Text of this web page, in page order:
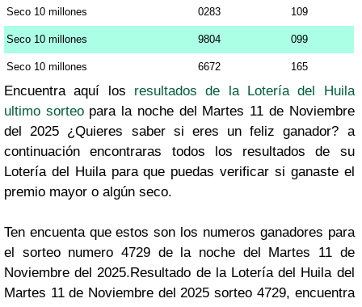
Seco 10 millones 0283 109
Seco 10 millones 9804 099
Seco 10 millones 6672 165
Encuentra aquí los resultados de la Lotería del Huila
ultimo sorteopara la noche del Martes 11 de Noviembre
del 2025 ¿Quieres saber si eres un feliz ganador? a
continuación encontraras todos los resultados de su
Lotería del Huila para que puedas verificar si ganaste el
premio mayor o algún seco.
Ten encuenta que estos son los numeros ganadores para
el sorteo numero 4729 de la noche del Martes 11 de
Noviembre del 2025.Resultado de la Lotería del Huila del
Martes 11 de Noviembre del 2025 sorteo 4729, encuentra